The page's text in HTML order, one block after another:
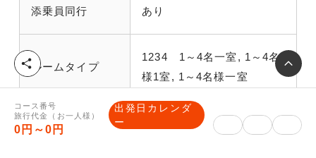
添乗員同行 あり
ルームタイプ
1234 1～4名一室, 1～4名
様1室, 1～4名様一室
コース番号
旅行代金（お一人様）
0円～0円
出発日カレンダ
ー
シ
ェ
ア